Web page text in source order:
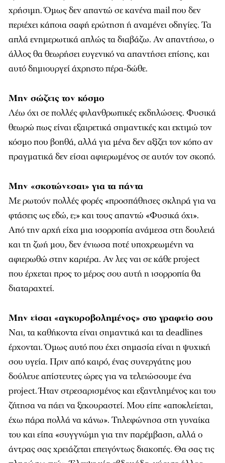
χρήσιμη. Όμως δεν απαντώ σε κανένα mail που δεν
περιέχει κάποια σαφή ερώτηση ή αναμένει οδηγίες. Τα
απλά ενημερωτικά απλώς τα διαβάζω. Αν απαντήσω, ο
άλλος θα θεωρήσει ευγενικό να απαντήσει επίσης, και
αυτό δημιουργεί άχρηστο πέρα-δώθε.
Μην σώζεις τον κόσμο
Λέω όχι σε πολλές φιλανθρωπικές εκδηλώσεις. Φυσικά
θεωρώ πως είναι εξαιρετικά σημαντικές και εκτιμώ τον
κόσμο που βοηθά, αλλά για μένα δεν αξίζει τον κόπο αν
πραγματικά δεν είσαι αφιερωμένος σε αυτόν τον σκοπό.
Μην «σκοτώνεσαι» για τα πάντα
Με ρωτούν πολλές φορές «προσπάθησες σκληρά για να
φτάσεις ως εδώ, ε;» και τους απαντώ «Φυσικά όχι».
Από την αρχή είχα μια ισορροπία ανάμεσα στη δουλειά
και τη ζωή μου, δεν ένιωσα ποτέ υποχρεωμένη να
αφιερωθώ στην καριέρα. Αν λες ναι σε κάθε project
που έρχεται προς το μέρος σου αυτή η ισορροπία θα
διαταραχτεί.
Μην είσαι «αγκυροβολημένος» στο γραφείο σου
Ναι, τα καθήκοντα είναι σημαντικά και τα deadlines
έρχονται. Όμως αυτό που έχει σημασία είναι η ψυχική
σου υγεία. Πριν από καιρό, ένας συνεργάτης μου
δούλευε απίστευτες ώρες για να τελειώσουμε ένα
project. Ήταν στρεσαρισμένος και εξαντλημένος και του
ζήτησα να πάει να ξεκουραστεί. Μου είπε «αποκλείεται,
έχω πάρα πολλά να κάνω». Τηλεφώνησα στη γυναίκα
του και είπα «συγγνώμη για την παρέμβαση, αλλά ο
άντρας σας χρειάζεται επειγόντως διακοπές. Θα σας τις